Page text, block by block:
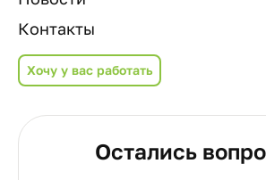
Контакты
Хочу у вас работать
Остались